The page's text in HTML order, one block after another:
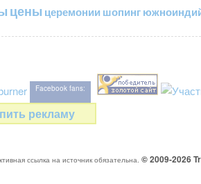
цены церемонии шопинг
Facebook fans:
рекламу
ссылка на источник обязательна. © 2009-2026